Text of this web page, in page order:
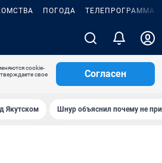
ПОГОДА ТЕЛЕПРОГРАММА
cookie-
свое
Согласен
Якутском Шнур объяснил почему не